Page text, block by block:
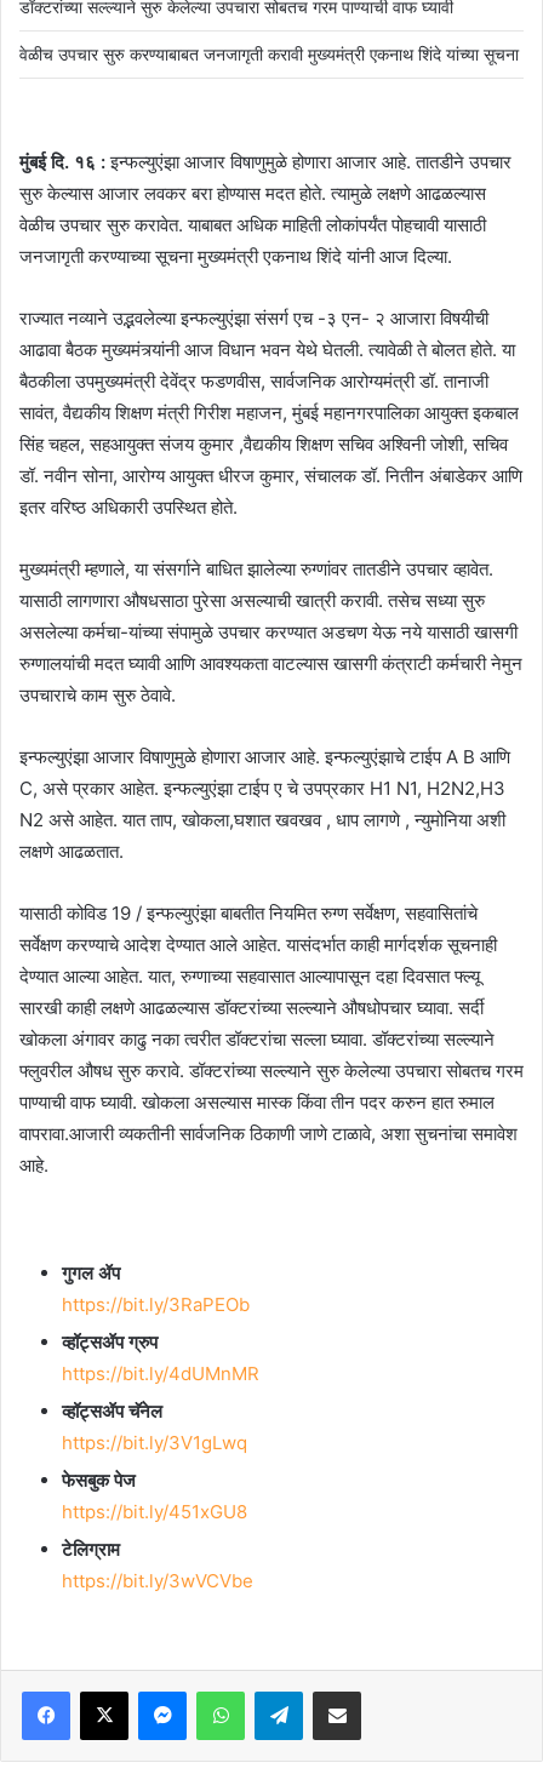
डॉक्टरांच्या सल्ल्याने सुरु केलेल्या उपचारा सोबतच गरम पाण्याची वाफ घ्यावी
वेळीच उपचार सुरु करण्याबाबत जनजागृती करावी मुख्यमंत्री एकनाथ शिंदे यांच्या सूचना
मुंबई दि. १६ :इन्फल्युएंझा आजार विषाणुमुळे होणारा आजार आहे. तातडीने उपचार
सुरु केल्यास आजार लवकर बरा होण्यास मदत होते. त्यामुळे लक्षणे आढळल्यास
वेळीच उपचार सुरु करावेत. याबाबत अधिक माहिती लोकांपर्यंत पोहचावी यासाठी
जनजागृती करण्याच्या सूचना मुख्यमंत्री एकनाथ शिंदे यांनी आज दिल्या.
राज्यात नव्याने उद्भवलेल्या इन्फल्युएंझा संसर्ग एच -३ एन- २ आजारा विषयीची
आढावा बैठक मुख्यमंत्र्यांनी आज विधान भवन येथे घेतली. त्यावेळी ते बोलत होते. या
बैठकीला उपमुख्यमंत्री देवेंद्र फडणवीस, सार्वजनिक आरोग्यमंत्री डॉ. तानाजी
सावंत, वैद्यकीय शिक्षण मंत्री गिरीश महाजन, मुंबई महानगरपालिका आयुक्त इकबाल
सिंह चहल, सहआयुक्त संजय कुमार ,वैद्यकीय शिक्षण सचिव अश्विनी जोशी, सचिव
डॉ. नवीन सोना, आरोग्य आयुक्त धीरज कुमार, संचालक डॉ. नितीन अंबाडेकर आणि
इतर वरिष्ठ अधिकारी उपस्थित होते.
मुख्यमंत्री म्हणाले, या संसर्गाने बाधित झालेल्या रुग्णांवर तातडीने उपचार व्हावेत.
यासाठी लागणारा औषधसाठा पुरेसा असल्याची खात्री करावी. तसेच सध्या सुरु
असलेल्या कर्मचा-यांच्या संपामुळे उपचार करण्यात अडचण येऊ नये यासाठी खासगी
रुग्णालयांची मदत घ्यावी आणि आवश्यकता वाटल्यास खासगी कंत्राटी कर्मचारी नेमुन
उपचाराचे काम सुरु ठेवावे.
इन्फल्युएंझा आजार विषाणुमुळे होणारा आजार आहे. इन्फल्युएंझाचे टाईप A B आणि
C, असे प्रकार आहेत. इन्फल्युएंझा टाईप ए चे उपप्रकार H1 N1, H2N2,H3
N2 असे आहेत. यात ताप, खोकला,घशात खवखव , धाप लागणे , न्युमोनिया अशी
लक्षणे आढळतात.
यासाठी कोविड 19 / इन्फल्युएंझा बाबतीत नियमित रुग्ण सर्वेक्षण, सहवासितांचे
सर्वेक्षण करण्याचे आदेश देण्यात आले आहेत. यासंदर्भात काही मार्गदर्शक सूचनाही
देण्यात आल्या आहेत. यात, रुग्णाच्या सहवासात आल्यापासून दहा दिवसात फ्ल्यू
सारखी काही लक्षणे आढळल्यास डॉक्टरांच्या सल्ल्याने औषधोपचार घ्यावा. सर्दी
खोकला अंगावर काढु नका त्वरीत डॉक्टरांचा सल्ला घ्यावा. डॉक्टरांच्या सल्ल्याने
फ्लुवरील औषध सुरु करावे. डॉक्टरांच्या सल्ल्याने सुरु केलेल्या उपचारा सोबतच गरम
पाण्याची वाफ घ्यावी. खोकला असल्यास मास्क किंवा तीन पदर करुन हात रुमाल
वापरावा.आजारी व्यकतीनी सार्वजनिक ठिकाणी जाणे टाळावे, अशा सुचनांचा समावेश
आहे.
गुगल ॲप
https://bit.ly/3RaPEOb
व्हॉट्सॲप ग्रुप
https://bit.ly/4dUMnMR
व्हॉट्सॲप चॅनेल
https://bit.ly/3V1gLwq
फेसबुक पेज
https://bit.ly/451xGU8
टेलिग्राम
https://bit.ly/3wVCVbe
Facebook
X MessengerWhatsAppTelegramShare via Email